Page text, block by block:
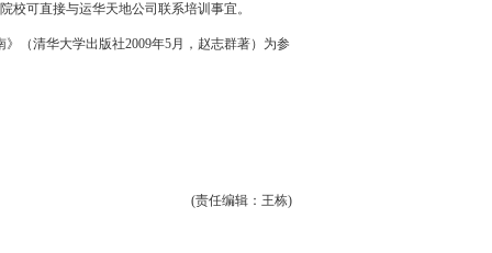
校可直接与运华天地公司联系培训事宜。
（清华大学出版社2009年5月，赵志群著）为参
(责任编辑：王栋)